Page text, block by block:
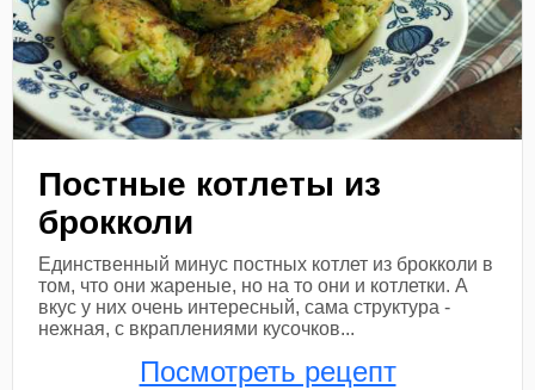
Постные котлеты из
брокколи
Единственный минус постных котлет из брокколи в
том, что они жареные, но на то они и котлетки. А
вкус у них очень интересный, сама структура -
нежная, с вкраплениями кусочков...
Посмотреть рецепт